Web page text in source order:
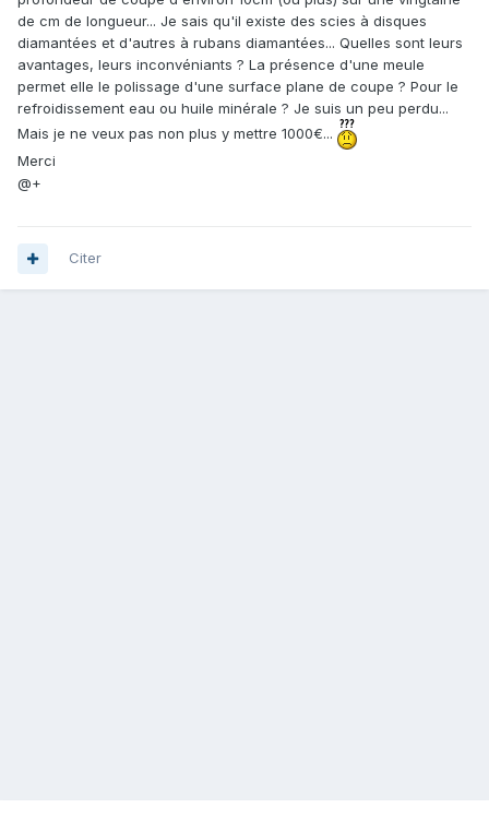
de cm de longueur... Je sais qu'il existe des scies à disques
diamantées et d'autres à rubans diamantées... Quelles sont leurs
avantages, leurs inconvéniants ? La présence d'une meule
permet elle le polissage d'une surface plane de coupe ? Pour le
refroidissement eau ou huile minérale ? Je suis un peu perdu...
Mais je ne veux pas non plus y mettre 1000€...
Merci
@+
Citer